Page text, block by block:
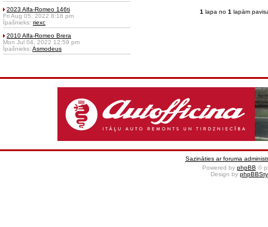
2023 Alfa-Romeo 146ti
Fri Aug 05, 2022 8:18 pm
Īpašnieks: riexc
2010 Alfa-Romeo Brera
Mon Jul 04, 2022 12:59 pm
Īpašnieks: Asmodeus
1 lapa no 1 lapām
Sazināties ar foruma
Powered by phpBB ©
Design by